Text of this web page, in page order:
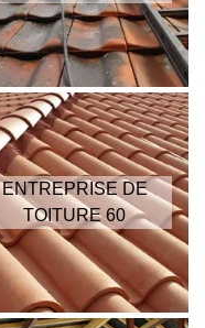
ENTREPRISE DE
TOITURE 60